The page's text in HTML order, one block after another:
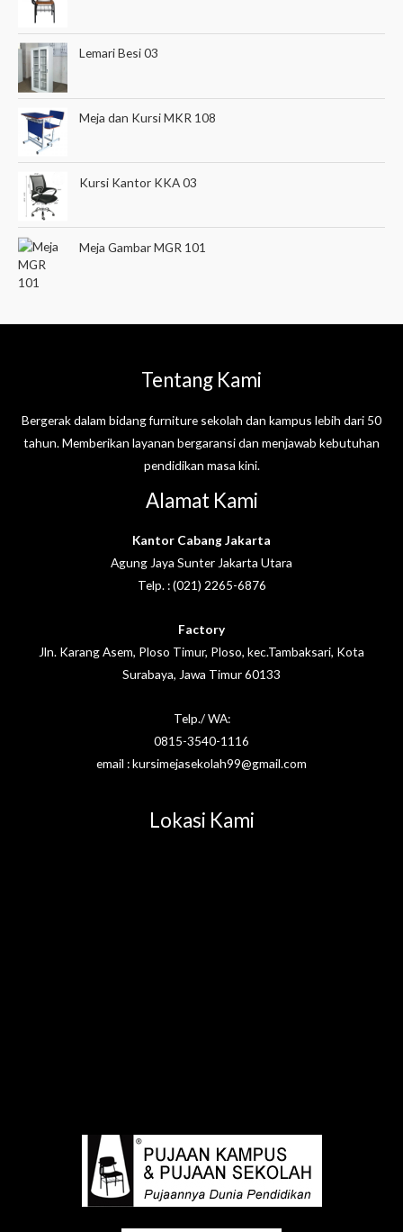
Lemari Besi 03
Meja dan Kursi MKR 108
Kursi Kantor KKA 03
Meja Gambar MGR 101
Tentang Kami
Bergerak dalam bidang furniture sekolah dan kampus lebih dari 50
tahun. Memberikan layanan bergaransi dan menjawab kebutuhan
pendidikan masa kini.
Alamat Kami
Kantor Cabang Jakarta
Agung Jaya Sunter Jakarta Utara
Telp. : (021) 2265-6876
Factory
Jln. Karang Asem, Ploso Timur, Ploso, kec.Tambaksari, Kota
Surabaya, Jawa Timur 60133
Telp./ WA:
0815-3540-1116
email : kursimejasekolah99@gmail.com
Lokasi Kami